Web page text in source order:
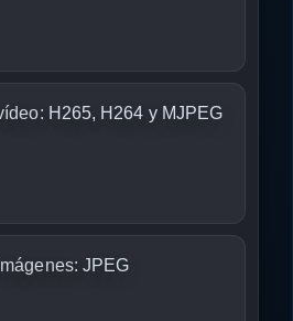
H265, H264 y MJPEG
JPEG